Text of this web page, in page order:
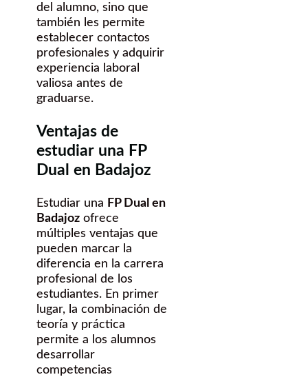
del alumno, sino que
también les permite
establecer contactos
profesionales y adquirir
experiencia laboral
valiosa antes de
graduarse.
Ventajas de
estudiar una FP
Dual en Badajoz
Estudiar una FP Dual en
Badajoz ofrece
múltiples ventajas que
pueden marcar la
diferencia en la carrera
profesional de los
estudiantes. En primer
lugar, la combinación de
teoría y práctica
permite a los alumnos
desarrollar
competencias